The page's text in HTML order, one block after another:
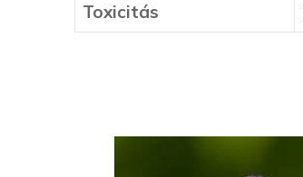
Toxicitás